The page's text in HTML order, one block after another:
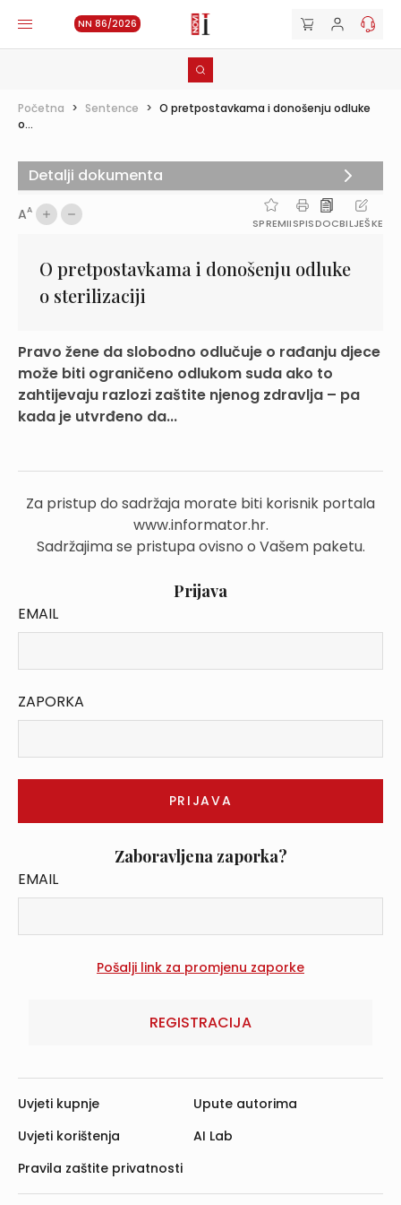
NN 86/2026
Početna > Sentence > O pretpostavkama i donošenju odluke
o...
AA
SPREMIISPISDOCBILJEŠKE
O pretpostavkama i donošenju odluke
o sterilizaciji
Pravo žene da slobodno odlučuje o rađanju djece
može biti ograničeno odlukom suda ako to
zahtijevaju razlozi zaštite njenog zdravlja – pa
kada je utvrđeno da...
Za pristup do sadržaja morate biti korisnik portala
www.informator.hr.
Sadržajima se pristupa ovisno o Vašem paketu.
Prijava
EMAIL
ZAPORKA
Zaboravljena zaporka?
EMAIL
REGISTRACIJA
Detalji dokumenta
Uvjeti kupnje
Uvjeti korištenja
Pravila zaštite privatnosti
Upute autorima
AI Lab